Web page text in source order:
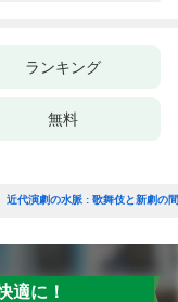
ランキング
無料
近代演劇の水脈 : 歌舞伎と新劇の間
適に！